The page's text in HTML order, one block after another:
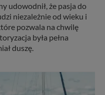
udowodnił, że pasja do
niezależnie od wieku i
pozwala na chwilę
była pełna
duszę.